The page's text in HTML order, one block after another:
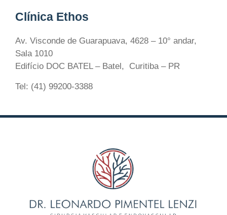
Clínica Ethos
Av. Visconde de Guarapuava, 4628 – 10° andar,
Sala 1010
Edifício DOC BATEL – Batel, Curitiba – PR
Tel: (41) 99200-3388